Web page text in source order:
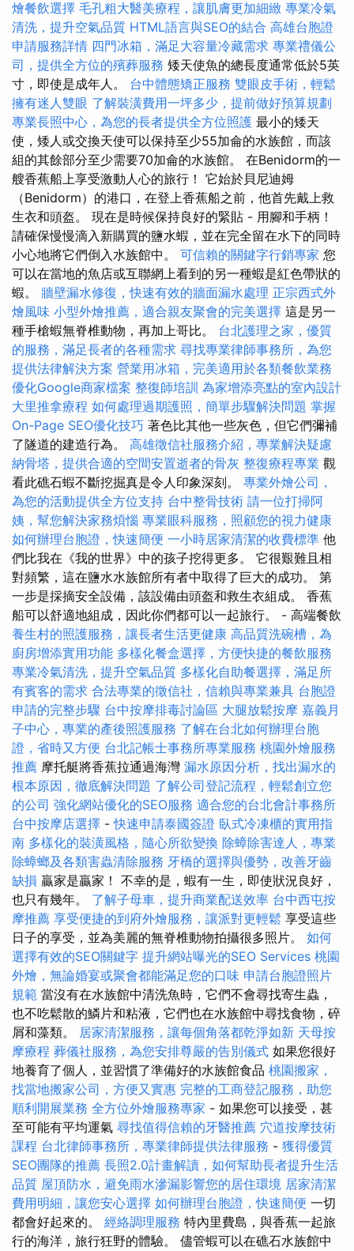
燴餐飲選擇 毛孔粗大醫美療程，讓肌膚更加細緻 專業冷氣
清洗，提升空氣品質 HTML語言與SEO的結合 高雄台胞證
申請服務詳情 四門冰箱，滿足大容量冷藏需求 專業禮儀公
司，提供全方位的殯葬服務 矮天使魚的總長度通常低於5英
寸，即使是成年人。 台中體態矯正服務 雙眼皮手術，輕鬆
擁有迷人雙眼 了解裝潢費用一坪多少，提前做好預算規劃
專業長照中心，為您的長者提供全方位照護 最小的矮天
使，矮人或交換天使可以保持至少55加侖的水族館，而該
組的其餘部分至少需要70加侖的水族館。 在Benidorm的一
艘香蕉船上享受激動人心的旅行！ 它始於貝尼迪姆
（Benidorm）的港口，在登上香蕉船之前，他首先戴上救
生衣和頭盔。 現在是時候保持良好的緊貼 - 用腳和手柄！
請確保慢慢滴入新購買的鹽水蝦，並在完全留在水下的同時
小心地將它們倒入水族館中。 可信賴的關鍵字行銷專家 您
可以在當地的魚店或互聯網上看到的另一種蝦是紅色帶狀的
蝦。 牆壁漏水修復，快速有效的牆面漏水處理 正宗西式外
燴風味 小型外燴推薦，適合親友聚會的完美選擇 這是另一
種手槍蝦無脊椎動物，再加上哥比。 台北護理之家，優質
的服務，滿足長者的各種需求 尋找專業律師事務所，為您
提供法律解決方案 營業用冰箱，完美適用於各類餐飲業務
優化Google商家檔案 整復師培訓 為家增添亮點的室內設計
大里推拿療程 如何處理過期護照，簡單步驟解決問題 掌握
On-Page SEO優化技巧 著色比其他一些灰色，但它們彌補
了隧道的建造行為。 高雄徵信社服務介紹，專業解決疑慮
納骨塔，提供合適的空間安置逝者的骨灰 整復療程專業 觀
看此礁石蝦不斷挖掘真是令人印象深刻。 專業外燴公司，
為您的活動提供全方位支持 台中整骨技術 請一位打掃阿
姨，幫您解決家務煩惱 專業眼科服務，照顧您的視力健康
如何辦理台胞證，快速簡便 一小時居家清潔的收費標準 他
們比我在《我的世界》中的孩子挖得更多。 它很艱難且相
對頻繁，這在鹽水水族館所有者中取得了巨大的成功。 第
一步是採摘安全設備，該設備由頭盔和救生衣組成。 香蕉
船可以舒適地組成，因此你們都可以一起旅行。 - 高端餐飲
養生村的照護服務，讓長者生活更健康 高品質洗碗槽，為
廚房增添實用功能 多樣化餐盒選擇，方便快捷的餐飲服務
專業冷氣清洗，提升空氣品質 多樣化自助餐選擇，滿足所
有賓客的需求 合法專業的徵信社，信賴與專業兼具 台胞證
申請的完整步驟 台中按摩排毒討論區 大腿放鬆按摩 嘉義月
子中心，專業的產後照護服務 了解在台北如何辦理台胞
證，省時又方便 台北記帳士事務所專業服務 桃園外燴服務
推薦 摩托艇將香蕉拉通過海灣 漏水原因分析，找出漏水的
根本原因，徹底解決問題 了解公司登記流程，輕鬆創立您
的公司 強化網站優化的SEO服務 適合您的台北會計事務所
台中按摩店選擇 -快速申請泰國簽證 臥式冷凍櫃的實用指
南 多樣化的裝潢風格，隨心所欲變換 除蟑除害達人，專業
除蟑螂及各類害蟲清除服務 牙橋的選擇與優勢，改善牙齒
缺損 贏家是贏家！ 不幸的是，蝦有一生，即使狀況良好，
也只有幾年。 了解子母車，提升商業配送效率 台中西屯按
摩推薦 享受便捷的到府外燴服務，讓派對更輕鬆 享受這些
日子的享受，並為美麗的無脊椎動物拍攝很多照片。 如何
選擇有效的SEO關鍵字 提升網站曝光的SEO Services 桃園
外燴，無論婚宴或聚會都能滿足您的口味 申請台胞證照片
規範 當沒有在水族館中清洗魚時，它們不會尋找寄生蟲，
也不吃鬆散的鱗片和粘液，它們也在水族館中尋找食物，碎
屑和藻類。 居家清潔服務，讓每個角落都乾淨如新 天母按
摩療程 葬儀社服務，為您安排尊嚴的告別儀式 如果您很好
地養育了個人，並習慣了準備好的水族館食品 桃園搬家，
找當地搬家公司，方便又實惠 完整的工商登記服務，助您
順利開展業務 全方位外燴服務專家 - 如果您可以接受，甚
至可能有平均運氣 尋找值得信賴的牙醫推薦 穴道按摩技術
課程 台北律師事務所，專業律師提供法律服務 - 獲得優質
SEO團隊的推薦 長照2.0計畫解讀，如何幫助長者提升生活
品質 屋頂防水，避免雨水滲漏影響您的居住環境 居家清潔
費用明細，讓您安心選擇 如何辦理台胞證，快速簡便 一切
都會好起來的。 經絡調理服務 特內里費島，與香蕉一起旅
行的海洋，旅行狂野的體驗。 儘管蝦可以在礁石水族館中